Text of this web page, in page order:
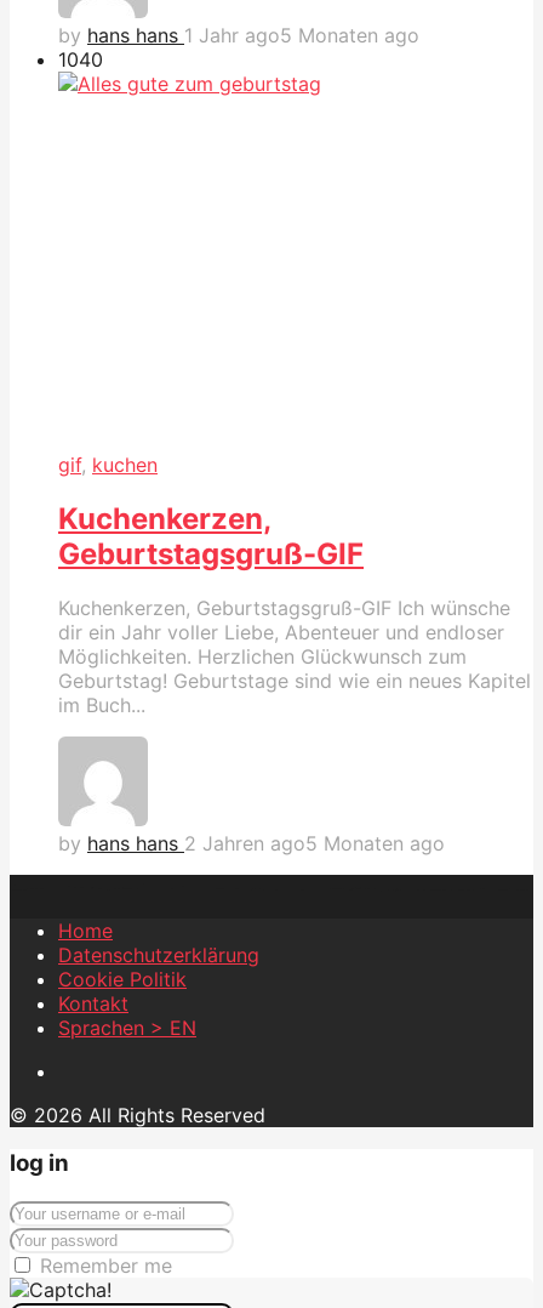
by hans hans 1 Jahr ago5 Monaten ago
1040
gif, kuchen
Kuchenkerzen,
Geburtstagsgruß-GIF
Kuchenkerzen, Geburtstagsgruß-GIF Ich wünsche
dir ein Jahr voller Liebe, Abenteuer und endloser
Möglichkeiten. Herzlichen Glückwunsch zum
Geburtstag! Geburtstage sind wie ein neues Kapitel
im Buch...
by hans hans 2 Jahren ago5 Monaten ago
Home
Datenschutzerklärung
Cookie Politik
Kontakt
Sprachen > EN
© 2026 All Rights Reserved
log in
Remember me